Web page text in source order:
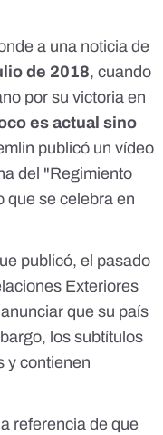
a una noticia de
de 2018, cuando
por su victoria en
es actual sino
publicó un vídeo
del "Regimiento
que se celebra en
publicó, el pasado
Exteriores
que su país
los subtítulos
y contienen
referencia de que